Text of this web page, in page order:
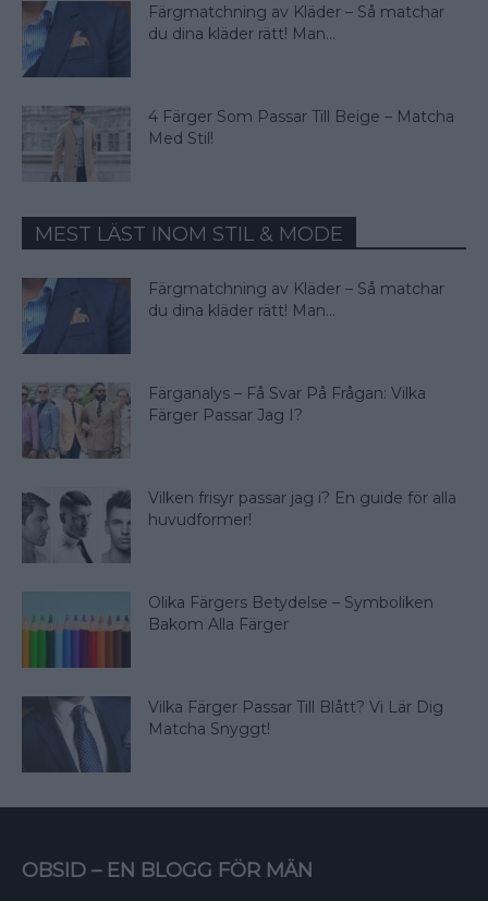
Färgmatchning av Kläder – Så matchar
du dina kläder rätt! Man...
4 Färger Som Passar Till Beige – Matcha
Med Stil!
MEST LÄST INOM STIL & MODE
Färgmatchning av Kläder – Så matchar
du dina kläder rätt! Man...
Färganalys – Få Svar På Frågan: Vilka
Färger Passar Jag I?
Vilken frisyr passar jag i? En guide för alla
huvudformer!
Olika Färgers Betydelse – Symboliken
Bakom Alla Färger
Vilka Färger Passar Till Blått? Vi Lär Dig
Matcha Snyggt!
OBSID – EN BLOGG FÖR MÄN